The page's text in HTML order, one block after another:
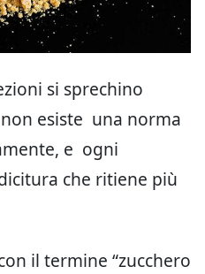
si sprechino
esiste una norma
e ogni
che ritiene più
il termine “zucchero